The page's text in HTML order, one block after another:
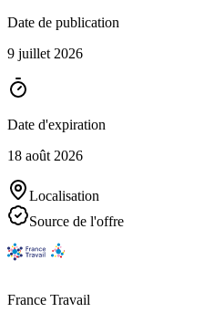
Date de publication
9 juillet 2026
Date d'expiration
18 août 2026
Localisation
Source de l'offre
France Travail